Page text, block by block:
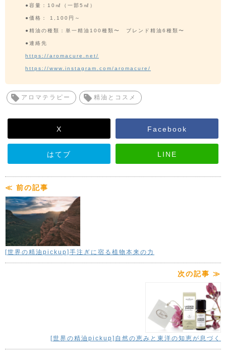
●容量：10㎖（一部5㎖）
●価格： 1,100円～
●精油の種類：単一精油100種類〜 ブレンド精油6種類〜
●連絡先
https://aromacure.net/
https://www.instagram.com/aromacure/
アロマテラピー 精油とコスメ
X Facebook
はてブ LINE
≪ 前の記事
[世界の精油pickup]手注ぎに宿る植物本来の力
次の記事 ≫
[世界の精油pickup]自然の恵みと東洋の知恵が息づく